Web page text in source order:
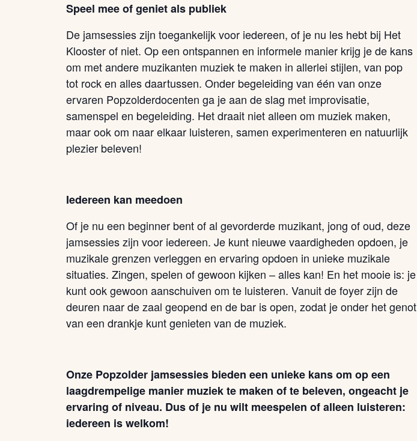
Speel mee of geniet als publiek
De jamsessies zijn toegankelijk voor iedereen, of je nu les hebt bij Het
Klooster of niet. Op een ontspannen en informele manier krijg je de kans
om met andere muzikanten muziek te maken in allerlei stijlen, van pop
tot rock en alles daartussen. Onder begeleiding van één van onze
ervaren Popzolderdocenten ga je aan de slag met improvisatie,
samenspel en begeleiding. Het draait niet alleen om muziek maken,
maar ook om naar elkaar luisteren, samen experimenteren en natuurlijk
plezier beleven!
Iedereen kan meedoen
Of je nu een beginner bent of al gevorderde muzikant, jong of oud, deze
jamsessies zijn voor iedereen. Je kunt nieuwe vaardigheden opdoen, je
muzikale grenzen verleggen en ervaring opdoen in unieke muzikale
situaties. Zingen, spelen of gewoon kijken – alles kan! En het mooie is: je
kunt ook gewoon aanschuiven om te luisteren. Vanuit de foyer zijn de
deuren naar de zaal geopend en de bar is open, zodat je onder het genot
van een drankje kunt genieten van de muziek.
Onze Popzolder jamsessies bieden een unieke kans om op een
laagdrempelige manier muziek te maken of te beleven, ongeacht je
ervaring of niveau. Dus of je nu wilt meespelen of alleen luisteren:
iedereen is welkom!